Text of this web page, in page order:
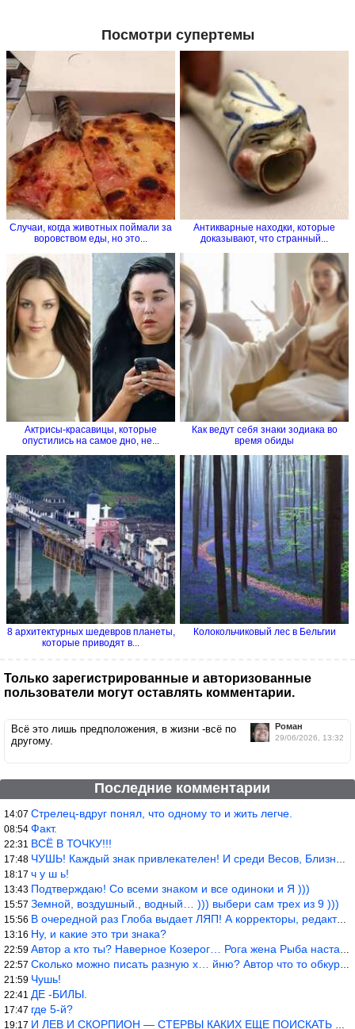
Посмотри супертемы
Случаи, когда животных поймали за
воровством еды, но это...
Антикварные находки, которые
доказывают, что странный...
Актрисы-красавицы, которые
опустились на самое дно, не...
Как ведут себя знаки зодиака во
время обиды
8 архитектурных шедевров планеты,
которые приводят в...
Колокольчиковый лес в Бельгии
Только зарегистрированные и авторизованные
пользователи могут оставлять комментарии.
Роман
29/06/2026, 13:32
Всё это лишь предположения, в жизни -всё по
другому.
Последние комментарии
14:07 Стрелец-вдруг понял, что одному то и жить легче.
08:54 Факт.
22:31 ВСЁ В ТОЧКУ!!!
17:48 ЧУШЬ! Каждый знак привлекателен! И среди Весов, Близнецов встреч
18:17 ч у ш ь!
13:43 Подтверждаю! Со всеми знаком и все одиноки и Я )))
15:57 Земной, воздушный., водный… ))) выбери сам трех из 9 )))
15:56 В очередной раз Глоба выдает ЛЯП! А корректоры, редакторы пропус
13:16 Ну, и какие это три знака?
22:59 Автор а кто ты? Наверное Козерог… Рога жена Рыба наставила ))
22:57 Сколько можно писать разную х… йню? Автор что то обкурился?
21:59 Чушь!
22:41 ДЕ -БИЛЫ.
17:47 где 5-й?
19:17 И ЛЕВ И СКОРПИОН — СТЕРВЫ КАКИХ ЕЩЕ ПОИСКАТЬ НАДО